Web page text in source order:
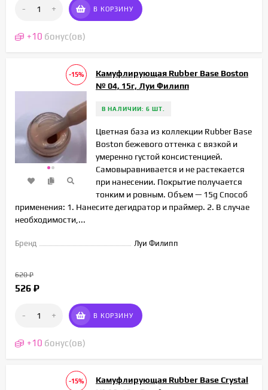
- + В КОРЗИНУ
+10 бонус(ов)
-15%
Камуфлирующая Rubber Base Boston
№ 04, 15г, Луи Филипп
В НАЛИЧИИ: 6 ШТ.
Цветная база из коллекции Rubber Base
Boston бежевого оттенка с вязкой и
умеренно густой консистенцией.
Самовыравнивается и не растекается
при нанесении. Покрытие получается
тонким и ровным. Объем — 15g Способ
применения: 1. Нанесите дегидратор и праймер. 2. В случае
необходимости,...
Бренд Луи Филипп
620₽
526 ₽
- + В КОРЗИНУ
+10 бонус(ов)
-15%
Камуфлирующая Rubber Base Crystal